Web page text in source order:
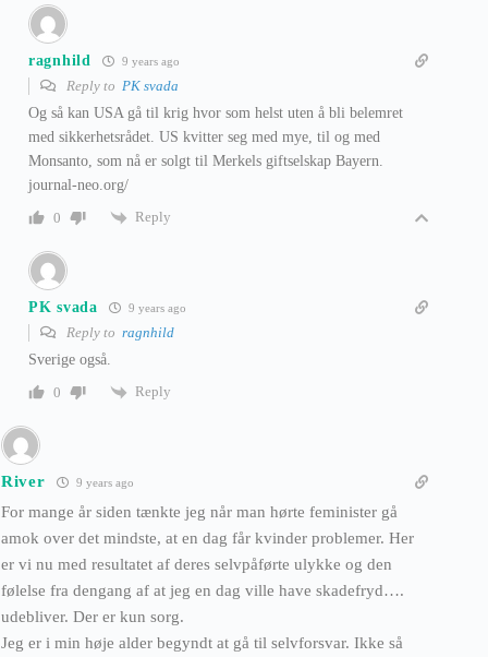
ragnhild 9 years ago
Reply to PK svada
Og så kan USA gå til krig hvor som helst uten å bli belemret
med sikkerhetsrådet. US kvitter seg med mye, til og med
Monsanto, som nå er solgt til Merkels giftselskap Bayern.
journal-neo.org/
0
Reply
PK svada 9 years ago
Reply to ragnhild
Sverige også.
0
Reply
River 9 years ago
For mange år siden tænkte jeg når man hørte feminister gå
amok over det mindste, at en dag får kvinder problemer. Her
er vi nu med resultatet af deres selvpåførte ulykke og den
følelse fra dengang af at jeg en dag ville have skadefryd….
udebliver. Der er kun sorg.
Jeg er i min høje alder begyndt at gå til selvforsvar. Ikke så